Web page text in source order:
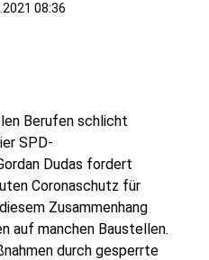
08:36
Berufen schlicht
SPD-
Dudas fordert
Coronaschutz für
Zusammenhang
auf manchen Baustellen.
durch gesperrte